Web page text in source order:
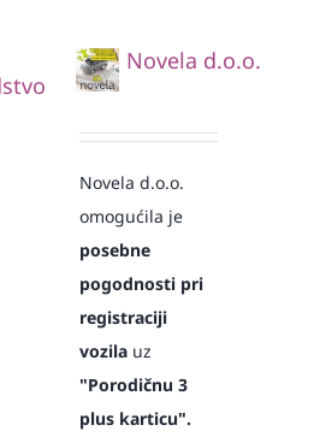
Novela d.o.o.
Novela d.o.o.
omogućila je
posebne
pogodnosti pri
registraciji
vozila uz
"Porodičnu 3
plus karticu".